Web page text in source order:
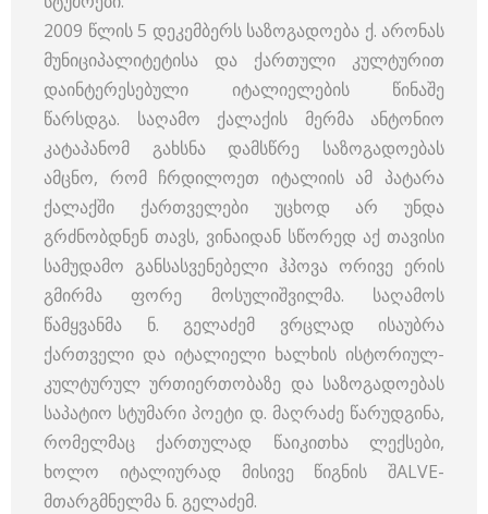
2009 წლის 5 დეკემბერს საზოგადოება ქ. არონას
მუნიციპალიტეტისა და ქართული კულტურით
დაინტერესებული იტალიელების წინაშე
წარსდგა. საღამო ქალაქის მერმა ანტონიო
კატაპანომ გახსნა დამსწრე საზოგადოებას
ამცნო, რომ ჩრდილოეთ იტალიის ამ პატარა
ქალაქში ქართველები უცხოდ არ უნდა
გრძნობდნენ თავს, ვინაიდან სწორედ აქ თავისი
სამუდამო განსასვენებელი ჰპოვა ორივე ერის
გმირმა ფორე მოსულიშვილმა. საღამოს
წამყვანმა ნ. გელაძემ ვრცლად ისაუბრა
ქართველი და იტალიელი ხალხის ისტორიულ-
კულტურულ ურთიერთობაზე და საზოგადოებას
საპატიო სტუმარი პოეტი დ. მაღრაძე წარუდგინა,
რომელმაც ქართულად წაიკითხა ლექსები,
ხოლო იტალიურად მისივე წიგნის შALVE-
მთარგმნელმა ნ. გელაძემ.